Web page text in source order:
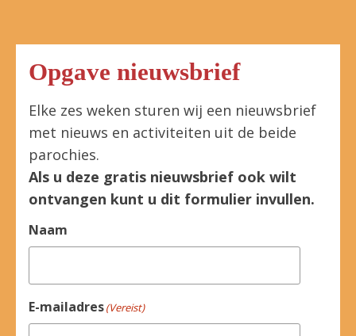
Opgave nieuwsbrief
Elke zes weken sturen wij een nieuwsbrief
met nieuws en activiteiten uit de beide
parochies.
Als u deze gratis nieuwsbrief ook wilt
ontvangen kunt u dit formulier invullen.
Naam
E-mailadres(Vereist)